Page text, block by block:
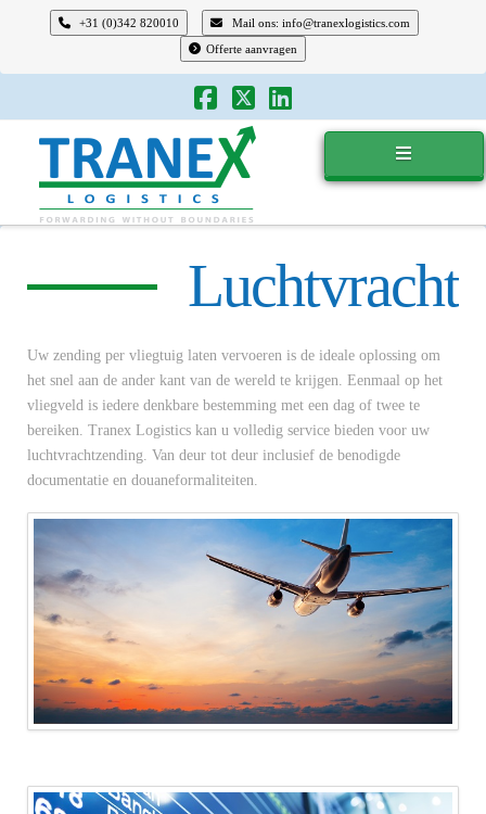
+31 (0)342 820010
Mail ons: info@tranexlogistics.com
Offerte aanvragen
Tranex
Logistics
Luchtvracht
Uw zending per vliegtuig laten vervoeren is de ideale oplossing om
het snel aan de ander kant van de wereld te krijgen. Eenmaal op het
vliegveld is iedere denkbare bestemming met een dag of twee te
bereiken. Tranex Logistics kan u volledig service bieden voor uw
luchtvrachtzending. Van deur tot deur inclusief de benodigde
documentatie en douaneformaliteiten.